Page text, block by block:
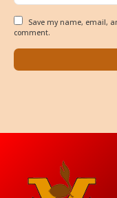
Save my name, email,
comment.